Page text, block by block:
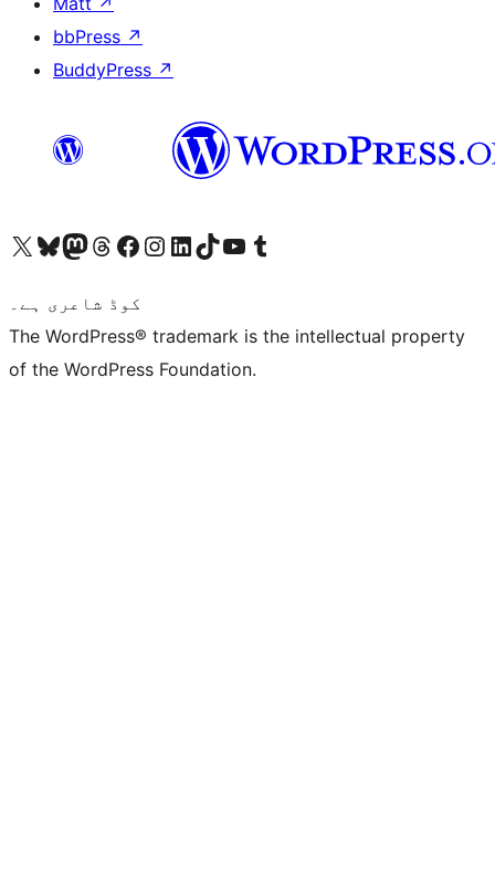
bbPress ↗
BuddyPress ↗
Visit our X (formerly Twitter) account
ہمارے بلیواسکائی اکاؤنٹ پر جائیں
Visit our Mastodon account
ہمارے ٹھریڈز اکاؤنٹ پر جائیں
Visit our Facebook page
Visit our Instagram account
Visit our LinkedIn account
ہمارے ٹک ٹاک اکاؤنٹ پر جائیں
Visit our YouTube channel
ہمارے ٹمبلر اکاؤنٹ پر جائیں
کوڈ شاعری ہے۔
The WordPress® trademark is the intellectual property
of the WordPress Foundation.